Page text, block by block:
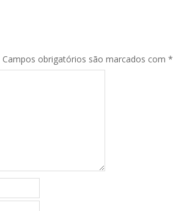
Campos obrigatórios são marcados com *